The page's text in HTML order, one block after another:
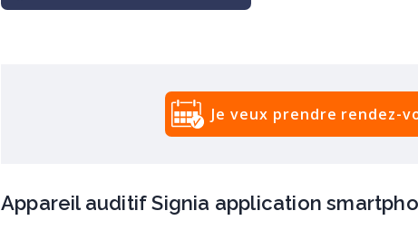
Je veux prendre rendez-
Appareil auditif Signia application